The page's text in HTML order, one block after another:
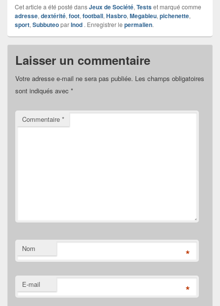
Cet article a été posté dansJeux de Société, Testset marqué comme
adresse, dextérité, foot, football, Hasbro, Megableu, pichenette,
sport, SubbuteoparInod . Enregistrer le permalien.
Laisser un commentaire
Votre adresse e-mail ne sera pas publiée. Les champs obligatoires
sont indiqués avec *
Commentaire *
Nom *
E-mail *